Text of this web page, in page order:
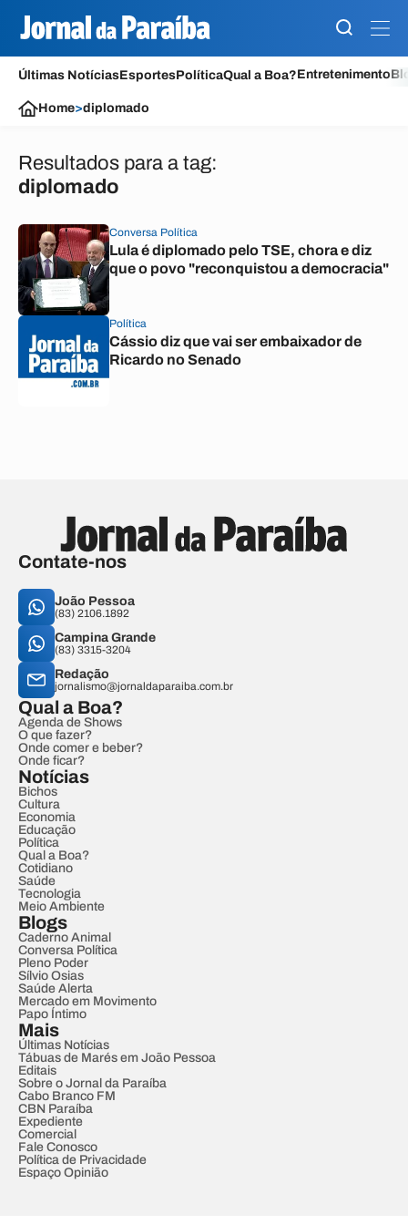
Últimas NotíciasEsportesPolíticaQual a Boa?Entretenimento
Home>diplomado
Resultados para a tag:
diplomado
Conversa Política
Lula é diplomado pelo TSE, chora e diz
que o povo "reconquistou a democracia"
Política
Cássio diz que vai ser embaixador de
Ricardo no Senado
Contate-nos
João Pessoa
(83) 2106.1892
Campina Grande
(83) 3315-3204
Redação
jornalismo@jornaldaparaiba.com.br
Qual a Boa?
Agenda de Shows
O que fazer?
Onde comer e beber?
Onde ficar?
Notícias
Bichos
Cultura
Economia
Educação
Política
Qual a Boa?
Cotidiano
Saúde
Tecnologia
Meio Ambiente
Blogs
Caderno Animal
Conversa Política
Pleno Poder
Sílvio Osias
Saúde Alerta
Mercado em Movimento
Papo Íntimo
Mais
Últimas Notícias
Tábuas de Marés em João Pessoa
Editais
Sobre o Jornal da Paraíba
Cabo Branco FM
CBN Paraíba
Expediente
Comercial
Fale Conosco
Política de Privacidade
Espaço Opinião